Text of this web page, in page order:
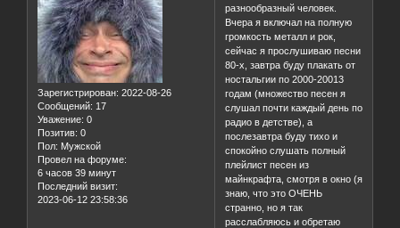
Зарегистрирован: 2022-08-26
Сообщений: 17
Уважение: 0
Позитив: 0
Пол: Мужской
Провел на форуме:
6 часов 39 минут
Последний визит:
2023-06-12 23:58:36
разнообразный человек.
Вчера я включал на полную
громкость металл и рок,
сейчас я прослушиваю песни
80-х, завтра буду плакать от
ностальгии по 2000-20013
годам (множество песен я
слушал почти каждый день по
радио в детстве), а
послезавтра буду тихо и
спокойно слушать полный
плейлист песен из
майнкрафта, смотря в окно (я
знаю, что это ОЧЕНЬ
странно, но я так
расслабляюсь и обретаю